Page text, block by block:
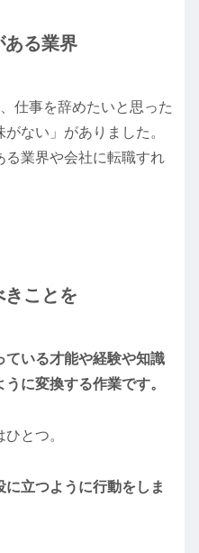
ある業界
仕事を辞めたいと思った
ない」がありました。
る業界や会社に転職すれ
ことを
ている才能や経験や知識
に変換する作業です。
とつ。
に立つように行動をしま